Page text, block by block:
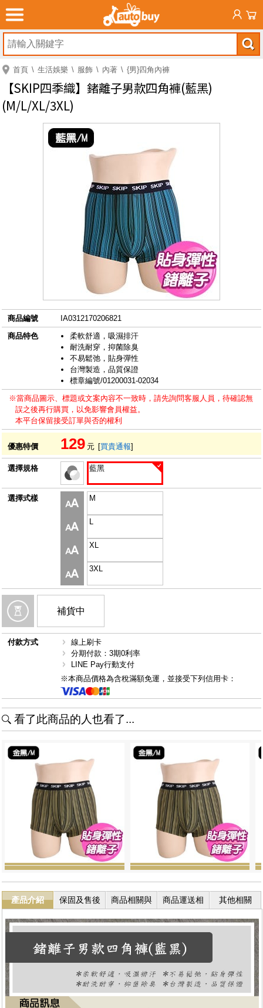
首頁 生活娛樂 服飾 內著 {男}四角內褲
【SKIP四季織】鍺離子男款四角褲(藍黑)
(M/L/XL/3XL)
商品編號
IA0312170206821
商品特色
柔軟舒適，吸濕排汗
耐洗耐穿，抑菌除臭
不易鬆弛，貼身彈性
台灣製造，品質保證
標章編號/01200031-02034
※當商品圖示、標題或文案內容不一致時，請先詢問客服人員，待確認無
誤之後再行購買，以免影響會員權益。
本平台保留接受訂單與否的權利
優惠特價 129 元 [買貴通報]
選擇規格 藍黑
選擇式樣 M
L
XL
3XL
補貨中
付款方式
線上刷卡
分期付款：3期0利率
LINE Pay行動支付
※本商品價格為含稅滿額免運，並接受下列信用卡：
看了此商品的人也看了...
產品介紹
保固及售後
服務
商品相關與
退換貨
商品運送相
關
其他相關